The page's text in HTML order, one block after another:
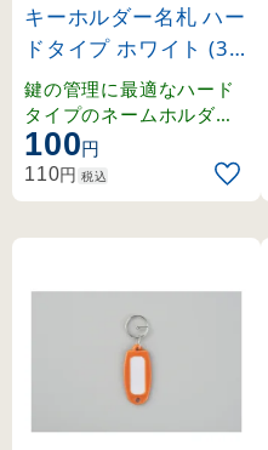
キーホルダー名札 ハー
ドタイプ ホワイト (30
1001)
鍵の管理に最適なハード
タイプのネームホルダー
。豊富なカラーラインナ
ップで色分け管理も容易
です。
100円
110円 税込